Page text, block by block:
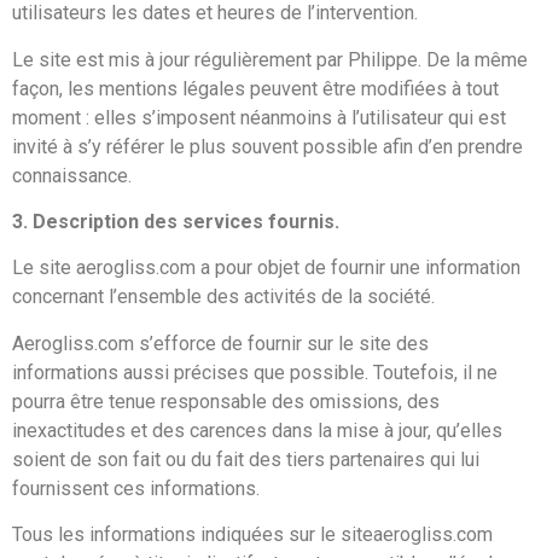
utilisateurs les dates et heures de l’intervention.
Le site est mis à jour régulièrement par Philippe. De la même
façon, les mentions légales peuvent être modifiées à tout
moment : elles s’imposent néanmoins à l’utilisateur qui est
invité à s’y référer le plus souvent possible afin d’en prendre
connaissance.
3. Description des services fournis.
Le site aerogliss.com a pour objet de fournir une information
concernant l’ensemble des activités de la société.
Aerogliss.com s’efforce de fournir sur le site des
informations aussi précises que possible. Toutefois, il ne
pourra être tenue responsable des omissions, des
inexactitudes et des carences dans la mise à jour, qu’elles
soient de son fait ou du fait des tiers partenaires qui lui
fournissent ces informations.
Tous les informations indiquées sur le siteaerogliss.com